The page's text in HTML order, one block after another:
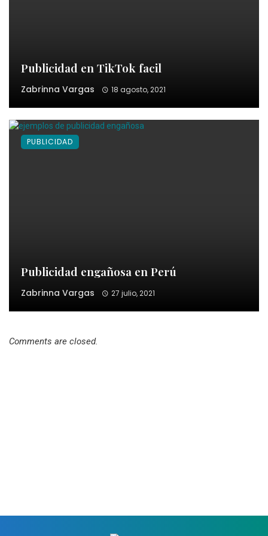
Publicidad en TikTok facil
Zabrinna Vargas 18 agosto, 2021
Publicidad engañosa en Perú
Zabrinna Vargas 27 julio, 2021
PUBLICIDAD
Comments are closed.